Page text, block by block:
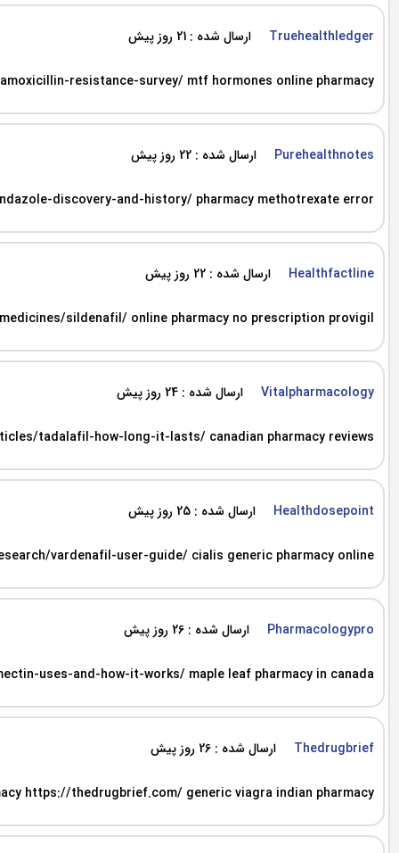
Truehealthledger ارسال شده : 21 روز پیش
resistance-survey/ mtf hormones online pharmacy
Purehealthnotes ارسال شده : 22 روز پیش
discovery-and-history/ pharmacy methotrexate error
Healthfactline ارسال شده : 22 روز پیش
sildenafil/ online pharmacy no prescription provigil
Vitalpharmacology ارسال شده : 24 روز پیش
tadalafil-how-long-it-lasts/ canadian pharmacy reviews
Healthdosepoint ارسال شده : 25 روز پیش
vardenafil-user-guide/ cialis generic pharmacy online
Pharmacologypro ارسال شده : 26 روز پیش
uses-and-how-it-works/ maple leaf pharmacy in canada
Thedrugbrief ارسال شده : 26 روز پیش
https://thedrugbrief.com/ generic viagra indian pharmacy